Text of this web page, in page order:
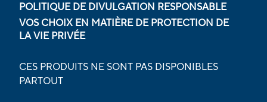
POLITIQUE DE DIVULGATION RESPONSABLE
VOS CHOIX EN MATIÈRE DE PROTECTION DE
LA VIE PRIVÉE
CES PRODUITS NE SONT PAS DISPONIBLES
PARTOUT